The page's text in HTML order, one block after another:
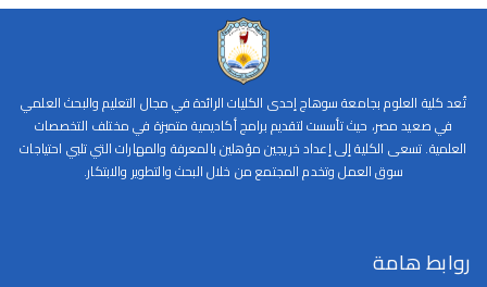
تُعد كلية العلوم بجامعة سوهاج إحدى الكليات الرائدة في مجال التعليم والبحث العلمي
في صعيد مصر، حيث تأسست لتقديم برامج أكاديمية متميزة في مختلف التخصصات
العلمية. تسعى الكلية إلى إعداد خريجين مؤهلين بالمعرفة والمهارات التي تلبي احتياجات
سوق العمل وتخدم المجتمع من خلال البحث والتطوير والابتكار.
روابط هامة